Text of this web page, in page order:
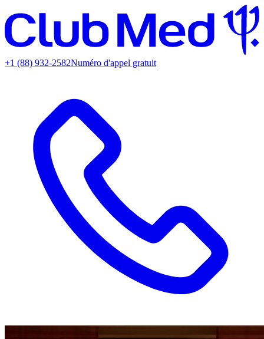
+1 (88) 932-2582Numéro d'appel gratuit